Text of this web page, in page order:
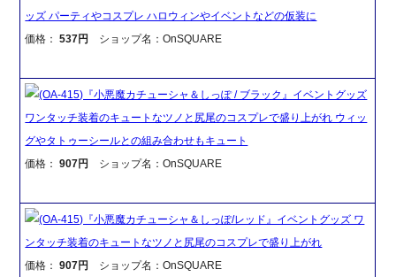
ッズ パーティやコスプレ ハロウィンやイベントなどの仮装に
価格：537円 ショップ名：OnSQUARE
(OA-415)『小悪魔カチューシャ＆しっぽ / ブラック』イベントグッズ
ワンタッチ装着のキュートなツノと尻尾のコスプレで盛り上がれ ウィッ
グやタトゥーシールとの組み合わせもキュート
価格：907円 ショップ名：OnSQUARE
(OA-415)『小悪魔カチューシャ＆しっぽ/レッド』イベントグッズ ワ
ンタッチ装着のキュートなツノと尻尾のコスプレで盛り上がれ
価格：907円 ショップ名：OnSQUARE